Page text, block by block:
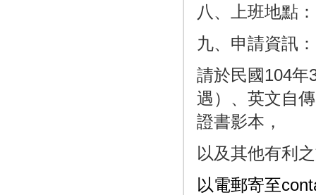
八、上班地點
九、申請資訊：
請於民國104年
遇）、英文自
證書影本，
以及其他有利
以電郵寄至